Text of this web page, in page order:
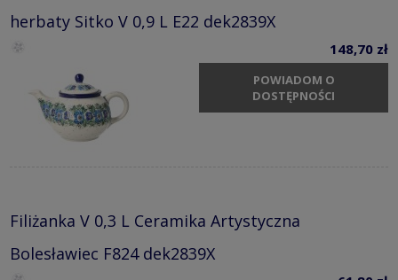
herbaty Sitko V 0,9 L E22 dek2839X
148,70 zł
POWIADOM O
DOSTĘPNOŚCI
Filiżanka V 0,3 L Ceramika Artystyczna
Bolesławiec F824 dek2839X